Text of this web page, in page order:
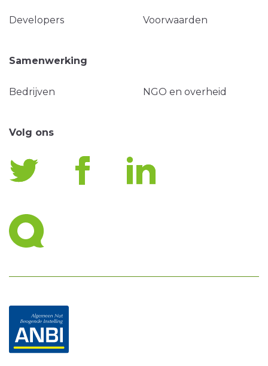
Developers Voorwaarden
Samenwerking
Bedrijven NGO en overheid
Volg ons